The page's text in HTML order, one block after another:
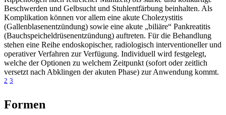
Beschwerden und Gelbsucht und Stuhlentfärbung beinhalten. Als
Komplikation können vor allem eine akute Cholezystitis
(Gallenblasenentzündung) sowie eine akute „biliäre“ Pankreatitis
(Bauchspeicheldrüsenentzündung) auftreten. Für die Behandlung
stehen eine Reihe endoskopischer, radiologisch interventioneller und
operativer Verfahren zur Verfügung. Individuell wird festgelegt,
welche der Optionen zu welchem Zeitpunkt (sofort oder zeitlich
versetzt nach Abklingen der akuten Phase) zur Anwendung kommt.
2 3
Formen